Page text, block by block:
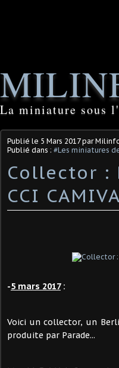
La miniature sous
Publié le 5 Mars 2017par
Publié dans : #Les miniatures
Collector :
CCI
-5 mars 2017:
Voici un collector, un
produite par Parade...